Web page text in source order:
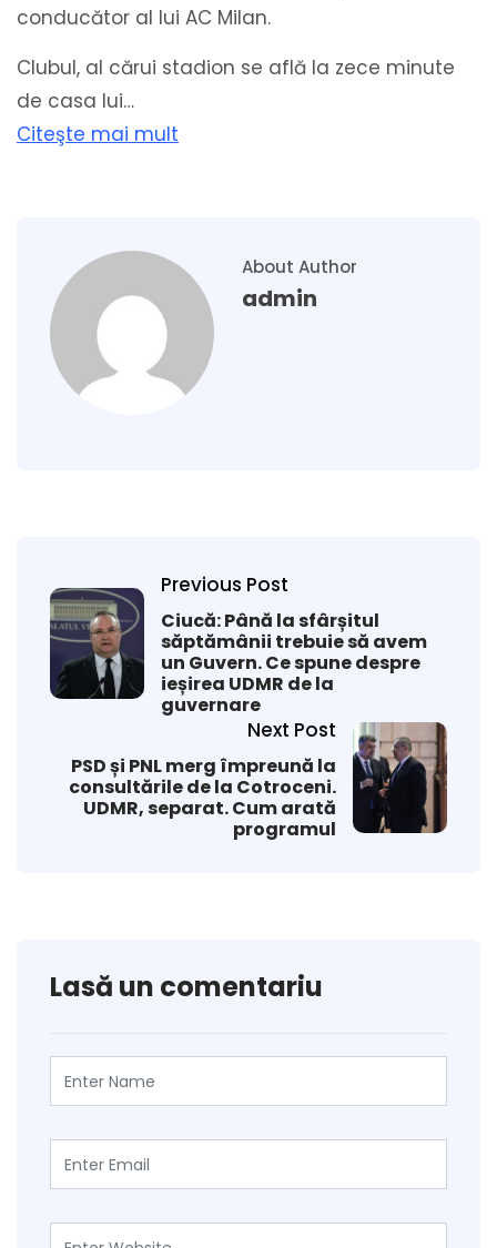
conducător al lui AC Milan.
Clubul, al cărui stadion se află la zece minute
de casa lui…
Citeşte mai mult
About Author
admin
Previous Post
Ciucă: Până la sfârșitul
săptămânii trebuie să avem
un Guvern. Ce spune despre
ieșirea UDMR de la
guvernare
Next Post
PSD și PNL merg împreună la
consultările de la Cotroceni.
UDMR, separat. Cum arată
programul
Lasă un comentariu